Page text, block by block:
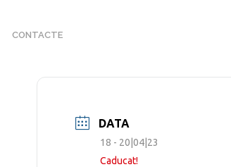
CONTACTE
DATA
18 - 20|04|23
Caducat!